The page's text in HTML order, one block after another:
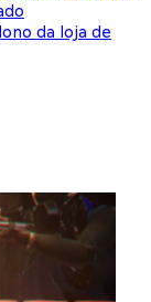
da loja de